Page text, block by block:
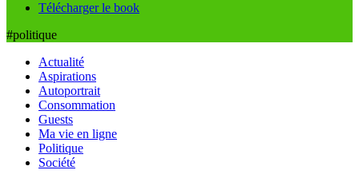
Télécharger le book
#politique
Actualité
Aspirations
Autoportrait
Consommation
Guests
Ma vie en ligne
Politique
Société